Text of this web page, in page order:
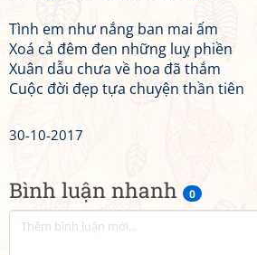
Bình luận nhanh 0
Tình em như nắng ban mai ấm
Xoá cả đêm đen những luỵ phiền
Xuân dẫu chưa về hoa đã thắm
Cuộc đời đẹp tựa chuyện thần tiên
30-10-2017